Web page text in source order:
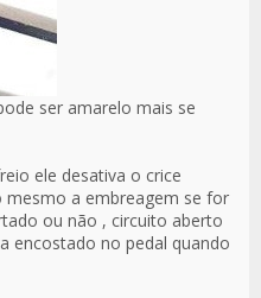
ser amarelo mais se
ele desativa o crice
a embreagem se for
ou não , circuito aberto
encostado no pedal quando